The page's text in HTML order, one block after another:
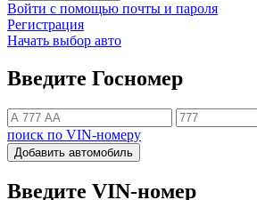
Войти с помощью почты и пароля
Регистрация
Начать выбор авто
Введите Госномер
поиск по VIN-номеру
Добавить автомобиль
Введите VIN-номер